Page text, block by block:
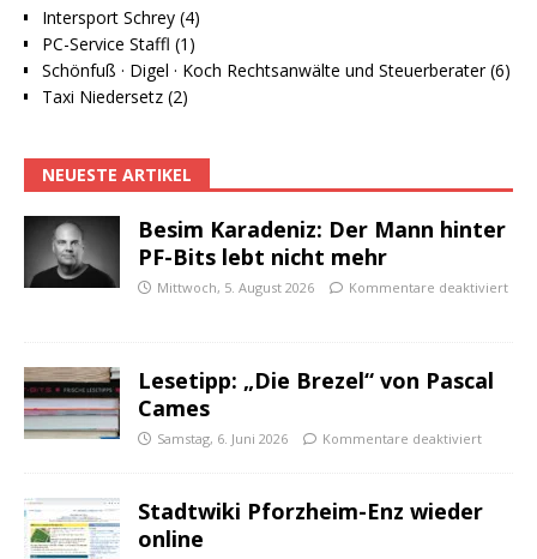
Intersport Schrey (4)
PC-Service Staffl (1)
Schönfuß · Digel · Koch Rechtsanwälte und Steuerberater (6)
Taxi Niedersetz (2)
NEUESTE ARTIKEL
Besim Karadeniz: Der Mann hinter
PF-Bits lebt nicht mehr
Mittwoch, 5. August 2026 Kommentare deaktiviert
Lesetipp: „Die Brezel“ von Pascal
Cames
Samstag, 6. Juni 2026 Kommentare deaktiviert
Stadtwiki Pforzheim-Enz wieder
online